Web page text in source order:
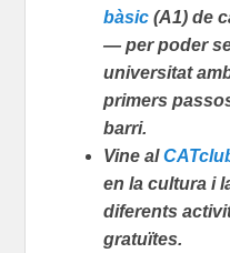
bàsic (A1) de
— per poder
universitat
primers
barri.
Vine al
en la cultura i
diferents
gratuïtes.